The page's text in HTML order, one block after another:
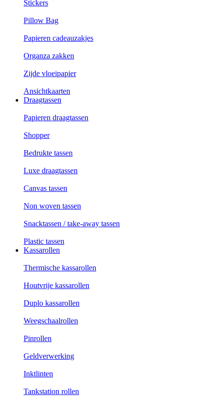
Stickers
Pillow Bag
Papieren cadeauzakjes
Organza zakken
Zijde vloeipapier
Ansichtkaarten
Draagtassen
Papieren draagtassen
Shopper
Bedrukte tassen
Luxe draagtassen
Canvas tassen
Non woven tassen
Snacktassen / take-away tassen
Plastic tassen
Kassarollen
Thermische kassarollen
Houtvrije kassarollen
Duplo kassarollen
Weegschaalrollen
Pinrollen
Geldverwerking
Inktlinten
Tankstation rollen